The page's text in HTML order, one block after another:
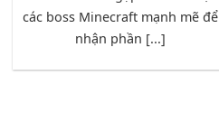
các boss Minecraft mạnh mẽ để
nhận phần [...]